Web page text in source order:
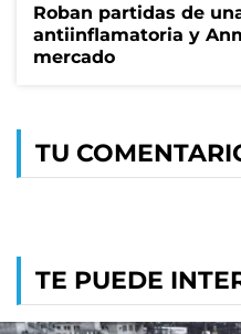
Roban partidas de
antiinflamatoria y
mercado
TU
TE PUEDE